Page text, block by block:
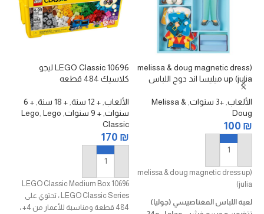
(melissa & doug magnetic dress
up (julia ميليسا اند دوج اللباس
المغناطيسي (جوليا)
الألعاب +3 سنوات
Melissa &
Doug
100 ₪
إضافة إلى السلة
(melissa & doug magnetic dress up
(julia
لعبة اللباس المغناصيسي (جوليا)
10696 LEGO Classic ليجو
كلاسيك 484 قطعه
الألعاب, + 12 سنة , + 18 سنة ,
+ 6
سنوات, + 9 سنوات ,
Lego Lego
Classic
170 ₪
إضافة إلى السلة
LEGO Classic Medium Box 10696
LEGO Classic Series ، تحتوي على
484 قطعة ومناسبة للأعمار من 4+ ،